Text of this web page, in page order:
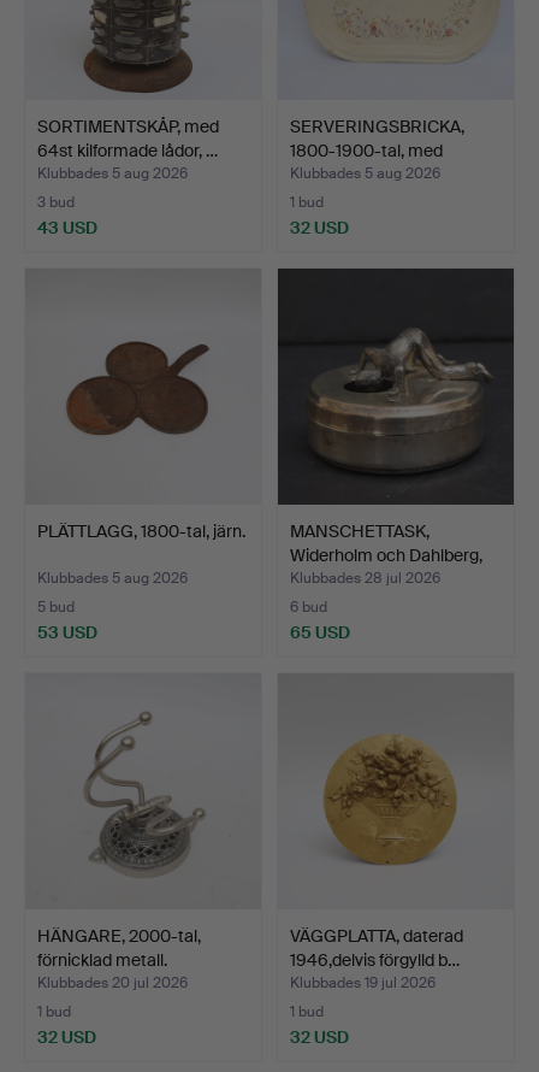
SORTIMENTSKÅP, med
64st kilformade lådor, …
Klubbades 5 aug 2026
3 bud
43 USD
SERVERINGSBRICKA,
1800-1900-tal, med
handm…
Klubbades 5 aug 2026
1 bud
32 USD
PLÄTTLAGG, 1800-tal, järn.
Klubbades 5 aug 2026
5 bud
53 USD
MANSCHETTASK,
Widerholm och Dahlberg,
stäm…
Klubbades 28 jul 2026
6 bud
65 USD
HÄNGARE, 2000-tal,
förnicklad metall.
Klubbades 20 jul 2026
1 bud
32 USD
VÄGGPLATTA, daterad
1946,delvis förgylld b…
Klubbades 19 jul 2026
1 bud
32 USD